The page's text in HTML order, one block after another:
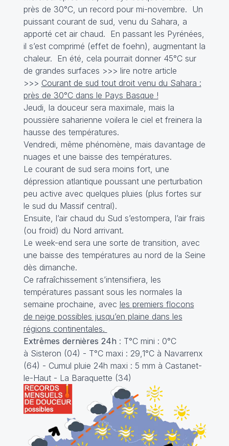
près de 30°C, un record pour mi-novembre. Un
puissant courant de sud, venu du Sahara, a
apporté cet air chaud. En passant les Pyrénées,
il s’est comprimé (effet de foehn), augmentant la
chaleur. En été, cela pourrait donner 45°C sur
de grandes surfaces >>> lire notre article
>>> Courant de sud tout droit venu du Sahara :
près de 30°C dans le Pays Basque !
Jeudi, la douceur sera maximale, mais la
poussière saharienne voilera le ciel et freinera la
hausse des températures.
Vendredi, même phénomène, mais davantage de
nuages et une baisse des températures.
Le courant de sud sera moins fort, une
dépression atlantique poussant une perturbation
peu active avec quelques pluies (plus fortes sur
le sud du Massif central).
Ensuite, l’air chaud du Sud s’estompera, l’air frais
(ou froid) du Nord arrivant.
Le week-end sera une sorte de transition, avec
une baisse des températures au nord de la Seine
dès dimanche.
Ce rafraîchissement s’intensifiera, les
températures passant sous les normales la
semaine prochaine, avec les premiers flocons
de neige possibles jusqu’en plaine dans les
régions continentales.
Extrêmes dernières 24h : T°C mini : 0°C
à Sisteron (04) - T°C maxi : 29,1°C à Navarrenx
(64) - Cumul pluie 24h maxi : 5 mm à Castanet-
le-Haut - La Baraquette (34)